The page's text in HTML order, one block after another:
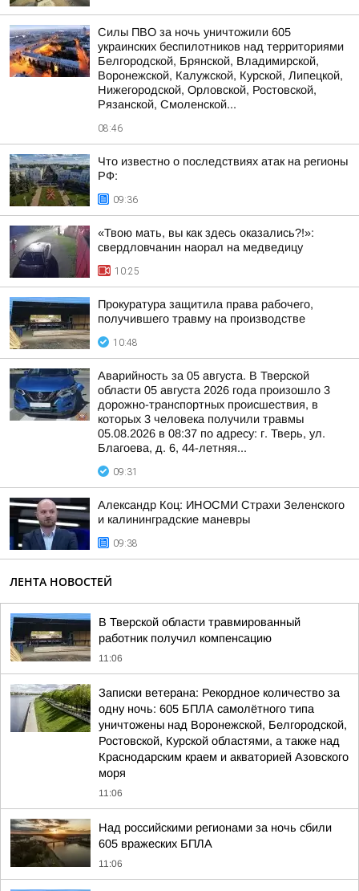
Силы ПВО за ночь уничтожили 605
украинских беспилотников над территориями
Белгородской, Брянской, Владимирской,
Воронежской, Калужской, Курской, Липецкой,
Нижегородской, Орловской, Ростовской,
Рязанской, Смоленской...
08:46
Что известно о последствиях атак на регионы
РФ:
09:36
«Твою мать, вы как здесь оказались?!»:
свердловчанин наорал на медведицу
10:25
Прокуратура защитила права рабочего,
получившего травму на производстве
10:48
Аварийность за 05 августа. В Тверской
области 05 августа 2026 года произошло 3
дорожно-транспортных происшествия, в
которых 3 человека получили травмы
05.08.2026 в 08:37 по адресу: г. Тверь, ул.
Благоева, д. 6, 44-летняя...
09:31
Александр Коц: ИНОСМИ Страхи Зеленского
и калининградские маневры
09:38
ЛЕНТА НОВОСТЕЙ
В Тверской области травмированный
работник получил компенсацию
11:06
Записки ветерана: Рекордное количество за
одну ночь: 605 БПЛА самолётного типа
уничтожены над Воронежской, Белгородской,
Ростовской, Курской областями, а также над
Краснодарским краем и акваторией Азовского
моря
11:06
Над российскими регионами за ночь сбили
605 вражеских БПЛА
11:06